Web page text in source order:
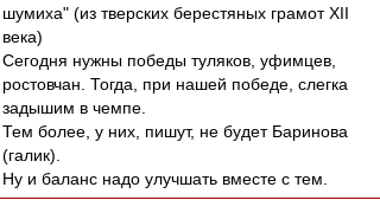
шумиха" (из тверских берестяных грамот XII
века)
Сегодня нужны победы туляков, уфимцев,
ростовчан. Тогда, при нашей победе, слегка
задышим в чемпе.
Тем более, у них, пишут, не будет Баринова
(галик).
Ну и баланс надо улучшать вместе с тем.